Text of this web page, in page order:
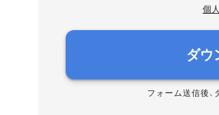
個
ダウ
フォーム送信後